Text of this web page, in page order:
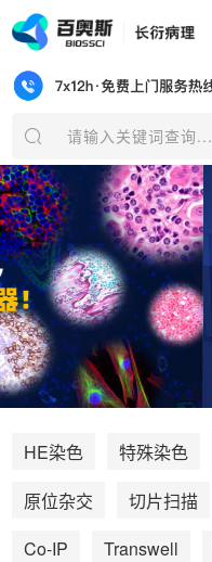
请输入关键词查询...
HE染色 特殊染色
原位杂交
切片扫描
Co-IP
Transwell